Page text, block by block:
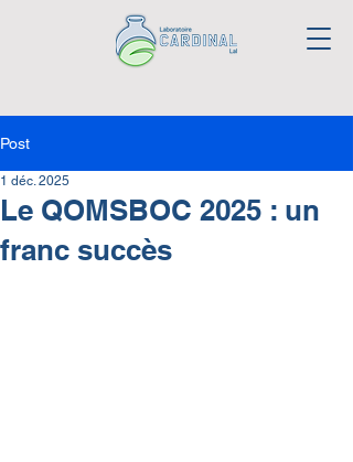
Post
Le QOMSBOC 2025 : un
franc succès
1 déc. 2025